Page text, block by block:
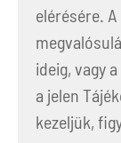
elérésére.
ideig, vagy
a jelen
kezeljük,